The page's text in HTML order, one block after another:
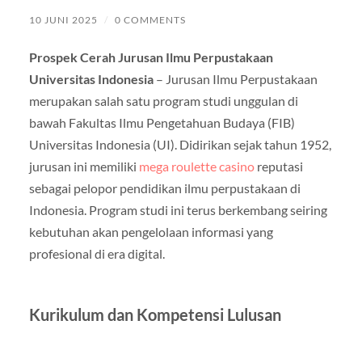
10 JUNI 2025 / 0 COMMENTS
Prospek Cerah Jurusan Ilmu Perpustakaan
Universitas Indonesia– Jurusan Ilmu Perpustakaan
merupakan salah satu program studi unggulan di
bawah Fakultas Ilmu Pengetahuan Budaya (FIB)
Universitas Indonesia (UI). Didirikan sejak tahun 1952,
jurusan ini memiliki mega roulette casinoreputasi
sebagai pelopor pendidikan ilmu perpustakaan di
Indonesia. Program studi ini terus berkembang seiring
kebutuhan akan pengelolaan informasi yang
profesional di era digital.
Kurikulum dan Kompetensi Lulusan